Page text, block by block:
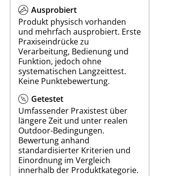
Ausprobiert
Produkt physisch vorhanden
und mehrfach ausprobiert. Erste
Praxiseindrücke zu
Verarbeitung, Bedienung und
Funktion, jedoch ohne
systematischen Langzeittest.
Keine Punktebewertung.
Getestet
Umfassender Praxistest über
längere Zeit und unter realen
Outdoor-Bedingungen.
Bewertung anhand
standardisierter Kriterien und
Einordnung im Vergleich
innerhalb der Produktkategorie.